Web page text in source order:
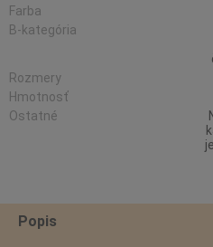
Farba
B-kategória
Rozmery
Hmotnosť
Ostatné
Popis